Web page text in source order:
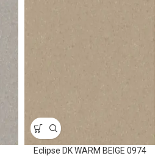
Eclipse DK WARM BEIGE 0974